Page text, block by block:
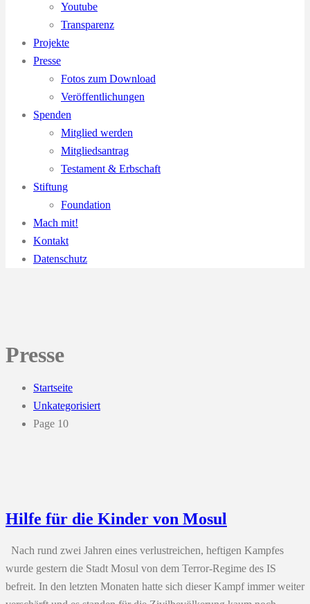
Youtube
Transparenz
Projekte
Presse
Fotos zum Download
Veröffentlichungen
Spenden
Mitglied werden
Mitgliedsantrag
Testament & Erbschaft
Stiftung
Foundation
Mach mit!
Kontakt
Datenschutz
Presse
Startseite
Unkategorisiert
Page 10
Hilfe für die Kinder von Mosul
Nach rund zwei Jahren eines verlustreichen, heftigen Kampfes
wurde gestern die Stadt Mosul von dem Terror-Regime des IS
befreit. In den letzten Monaten hatte sich dieser Kampf immer weiter